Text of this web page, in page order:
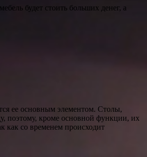
будет стоить больших денег, а
ее основным элементом. Столы,
поэтому, кроме основной функции, их
как со временем происходит